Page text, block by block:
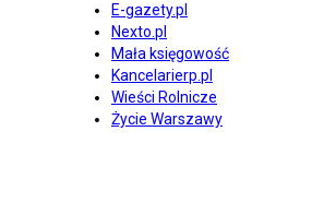
E-gazety.pl
Nexto.pl
Mała księgowość
Kancelarierp.pl
Wieści Rolnicze
Życie Warszawy